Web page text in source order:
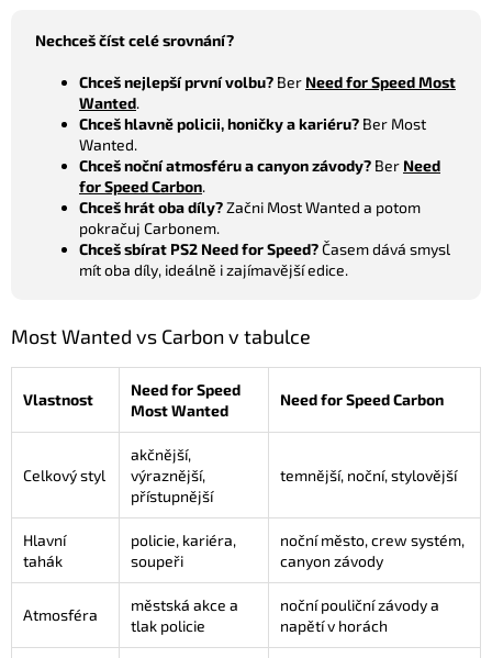
Nechceš číst celé srovnání?
Chceš nejlepší první volbu? Ber Need for Speed Most
Wanted.
Chceš hlavně policii, honičky a kariéru? Ber Most
Wanted.
Chceš noční atmosféru a canyon závody? Ber Need
for Speed Carbon.
Chceš hrát oba díly?Začni Most Wanted a potom
pokračuj Carbonem.
Chceš sbírat PS2 Need for Speed?Časem dává smysl
mít oba díly, ideálně i zajímavější edice.
Most Wanted vs Carbon v tabulce
Vlastnost
Need for Speed
Most Wanted
Need for Speed Carbon
Celkový styl
akčnější,
výraznější,
přístupnější
temnější, noční, stylovější
Hlavní
tahák
policie, kariéra,
soupeři
noční město, crew systém,
canyon závody
Atmosféra
městská akce a
tlak policie
noční pouliční závody a
napětí v horách